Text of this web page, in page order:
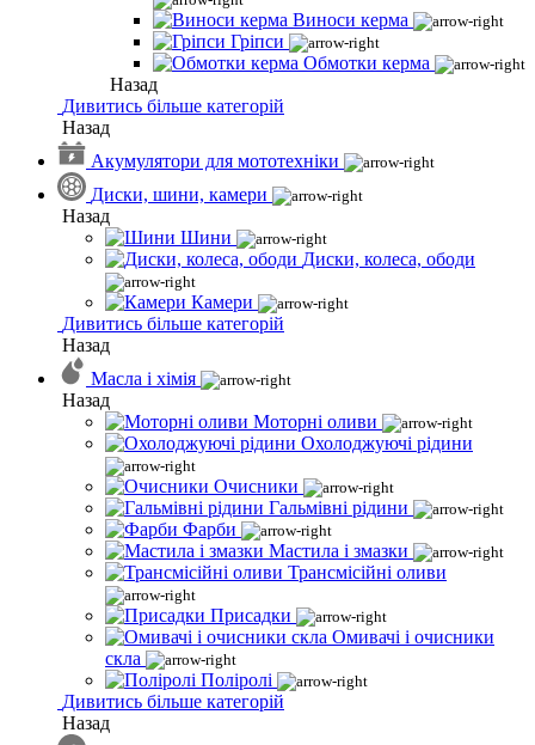
Виноси керма
Гріпси
Обмотки керма
Назад
Дивитись більше категорій
Назад
Акумулятори для мототехніки
Диски, шини, камери
Назад
Шини
Диски, колеса, ободи
Камери
Дивитись більше категорій
Назад
Масла і хімія
Назад
Моторні оливи
Охолоджуючі рідини
Очисники
Гальмівні рідини
Фарби
Мастила і змазки
Трансмісійні оливи
Присадки
Омивачі і очисники
скла
Поліролі
Дивитись більше категорій
Назад